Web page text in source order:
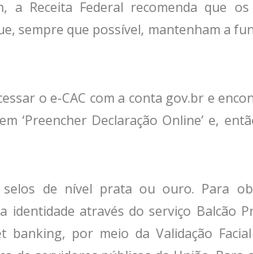
a Receita Federal recomenda que
sempre que possível, mantenham a
o e-CAC com a conta gov.br e
‘Preencher Declaração Online’ e,
de nível prata ou ouro. Para
identidade através do serviço Balcão
por meio da Validação